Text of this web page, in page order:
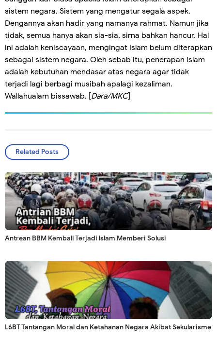
sistem negara. Sistem yang mengatur segala aspek.
Dengannya akan hadir yang namanya rahmat. Namun jika
tidak, semua hanya akan sia-sia, sirna bahkan hancur. Hal
ini adalah keniscayaan, mengingat Islam belum diterapkan
sebagai sistem negara. Oleh sebab itu, penerapan Islam
adalah kebutuhan mendasar atas negara agar tidak
terjadi lagi berbagi musibah apalagi kezaliman.
Wallahualam bissawab. [Dara/MKC]
Related Posts
Antrean BBM Kembali Terjadi lslam Memberi Solusi
L6BT Tantangan Moral dan Ketahanan Negara Akibat Sekularisme